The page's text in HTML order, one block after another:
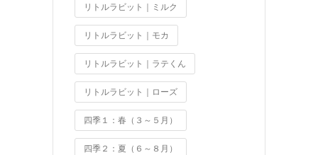
リトルラビット｜ミルク
リトルラビット｜モカ
リトルラビット｜ラテくん
リトルラビット｜ローズ
四季１：春（３～５月）
四季２：夏（６～８月）